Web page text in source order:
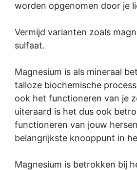
worden opgenomen door je
Vermijd varianten zoals
sulfaat.
Magnesium is als mineraal
talloze biochemische
ook het functioneren van je
uiteraard is het dus ook
functioneren van jouw
belangrijkste knooppunt in
Magnesium is betrokken bij